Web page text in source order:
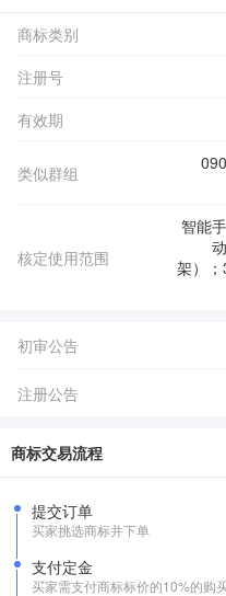
商标类别
注册号
有效期
类似群组
核定使用范围
智能
架）
初审公告
注册公告
商标交易流程
提交订单
买家挑选商标并下单
支付定金
买家需支付商标标价的10%的购